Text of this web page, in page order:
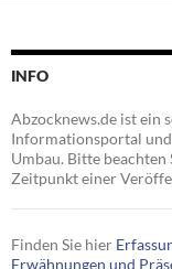
INFO
Abzocknews.de ist ein
Informationsportal
Umbau. Bitte beachten
Zeitpunkt einer
Finden Sie hier
Erwähnungen und